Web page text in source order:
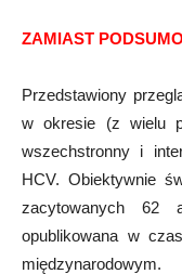
ZAMIAST
Przedstawiony
w okresie (z wielu
wszechstronny i
HCV. Obiektywnie
zacytowanych 62
opublikowana w
międzynarodowym.